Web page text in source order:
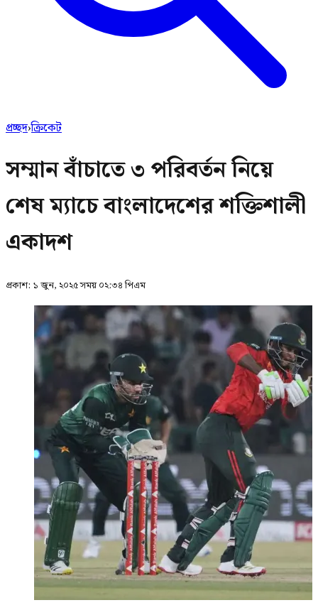
প্রচ্ছদ›ক্রিকেট
সম্মান বাঁচাতে ৩ পরিবর্তন নিয়ে
শেষ ম্যাচে বাংলাদেশের শক্তিশালী
একাদশ
প্রকাশ: ১ জুন, ২০২৫ সময় ০২:৩৪ পিএম